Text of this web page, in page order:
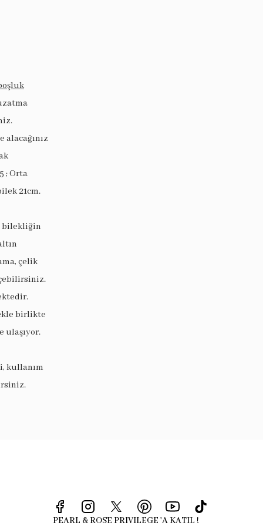
alacağınız
; Orta
21cm.
bilekliğin
çelik
birlikte
ulaşıyor.
kullanım
PEARL & ROSE PRIVILEGE 'A KATIL !